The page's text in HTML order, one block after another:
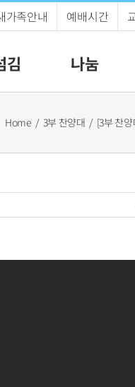
가족안내 예배시간
김 나눔
Home 3부 찬양대 [3부 찬